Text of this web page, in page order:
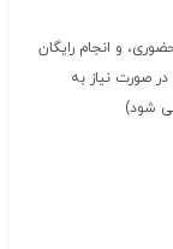
و انجام رایگان
صورت نیاز به
شود)